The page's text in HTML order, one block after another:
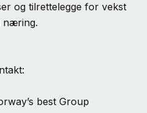
og tilrettelegge for vekst
næring.
best Group